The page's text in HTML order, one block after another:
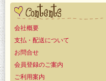
会社概要
支払・配送について
お問合せ
会員登録のご案内
ご利用案内